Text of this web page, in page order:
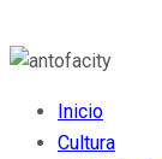
Inicio
Cultura